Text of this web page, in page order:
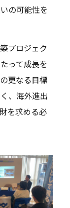
の可能性を
プロジェク
って成長を
更なる目標
、海外進出
を求める必